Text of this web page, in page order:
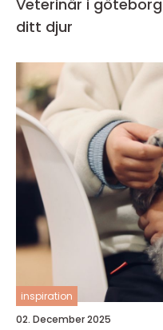
Veterinär i göteborg så väljer du rätt vård för
ditt djur
inspiration
02. December 2025